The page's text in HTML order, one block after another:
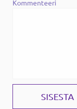
Kommenteeri